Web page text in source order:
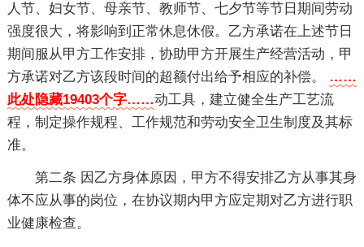
人节、妇女节、母亲节、教师节、七夕节等节日期间劳动
强度很大，将影响到正常休息休假。乙方承诺在上述节日
期间服从甲方工作安排，协助甲方开展生产经营活动，甲
方承诺对乙方该段时间的超额付出给予相应的补偿。 ……
此处隐藏19403个字……动工具，建立健全生产工艺流
程，制定操作规程、工作规范和劳动安全卫生制度及其标
准。
第二条 因乙方身体原因，甲方不得安排乙方从事其身
体不应从事的岗位，在协议期内甲方应定期对乙方进行职
业健康检查。